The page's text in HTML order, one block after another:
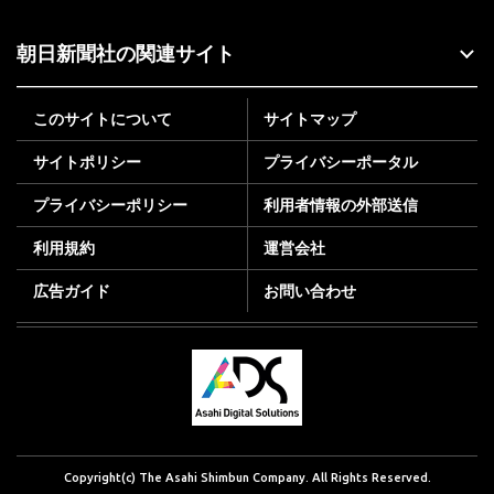
朝日新聞社の関連サイト
このサイトについて サイトマップ
サイトポリシー プライバシーポータル
プライバシーポリシー 利用者情報の外部送信
利用規約 運営会社
広告ガイド お問い合わせ
Copyright(c) The Asahi Shimbun Company. All Rights Reserved.